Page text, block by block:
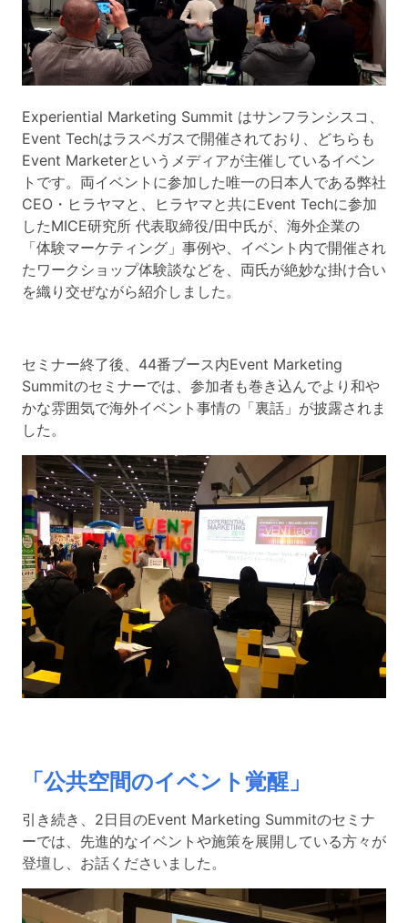
Experiential Marketing Summit はサンフランシスコ、
Event Techはラスベガスで開催されており、どちらも
Event Marketerというメディアが主催しているイベン
トです。両イベントに参加した唯一の日本人である弊社
CEO・ヒラヤマと、ヒラヤマと共にEvent Techに参加
したMICE研究所 代表取締役/田中氏が、海外企業の
「体験マーケティング」事例や、イベント内で開催され
たワークショップ体験談などを、両氏が絶妙な掛け合い
を織り交ぜながら紹介しました。
セミナー終了後、44番ブース内Event Marketing
Summitのセミナーでは、参加者も巻き込んでより和や
かな雰囲気で海外イベント事情の「裏話」が披露されま
した。
「公共空間のイベント覚醒」
引き続き、2日目のEvent Marketing Summitのセミナ
ーでは、先進的なイベントや施策を展開している方々が
登壇し、お話くださいました。